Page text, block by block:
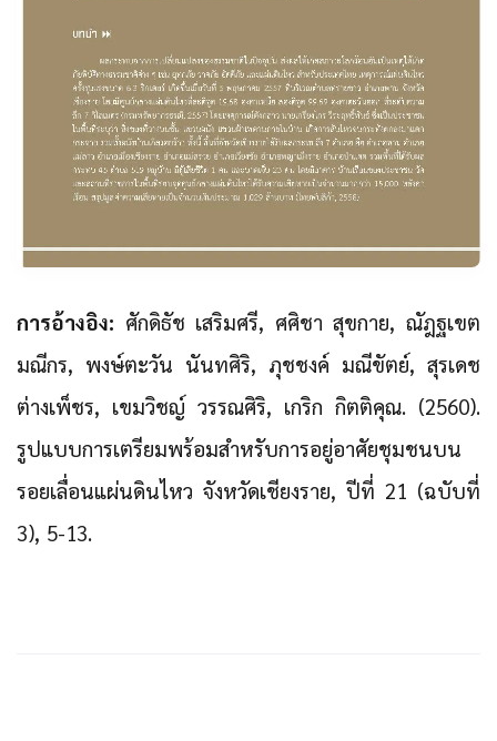
การอ้างอิง: ศักดิธัช เสริมศรี, ศศิชา สุขกาย, ณัฎฐเขต
มณีกร, พงษ์ตะวัน นันทศิริ, ภุชชงค์ มณีขัตย์, สุรเดช
ต่างเพ็ชร, เขมวิชญ์ วรรณศิริ, เกริก กิตติคุณ. (2560).
รูปแบบการเตรียมพร้อมสำหรับการอยู่อาศัยชุมชนบน
รอยเลื่อนแผ่นดินไหว จังหวัดเชียงราย, ปีที่ 21 (ฉบับที่
3), 5-13.